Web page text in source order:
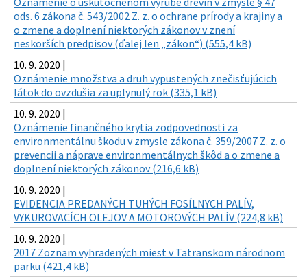
ods. 6 zákona č. 543/2002 Z. z. o ochrane prírody a krajiny a
o zmene a doplnení niektorých zákonov v znení
neskorších predpisov (ďalej len „zákon“) (555,4 kB)
10. 9. 2020 |
Oznámenie množstva a druh vypustených znečisťujúcich
látok do ovzdušia za uplynulý rok (335,1 kB)
10. 9. 2020 |
Oznámenie finančného krytia zodpovednosti za
environmentálnu škodu v zmysle zákona č. 359/2007 Z. z. o
prevencii a náprave environmentálnych škôd a o zmene a
doplnení niektorých zákonov (216,6 kB)
10. 9. 2020 |
EVIDENCIA PREDANÝCH TUHÝCH FOSÍLNYCH PALÍV,
VYKUROVACÍCH OLEJOV A MOTOROVÝCH PALÍV (224,8 kB)
10. 9. 2020 |
2017 Zoznam vyhradených miest v Tatranskom národnom
parku (421,4 kB)